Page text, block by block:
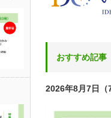
おすすめ記事
2026年8月7日（